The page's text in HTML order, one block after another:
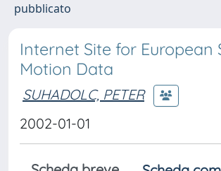
pubblicato
Internet Site for European
Motion Data
SUHADOLC, PETER
2002-01-01